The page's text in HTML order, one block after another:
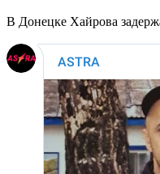
В Донецке Хайрова